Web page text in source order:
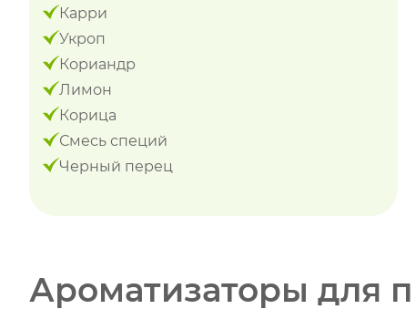
Карри
Укроп
Кориандр
Лимон
Корица
Смесь специй
Черный перец
Ароматизаторы для